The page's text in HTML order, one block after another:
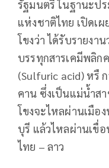
รัฐมนตรี ในฐานะป
แห่งชาติไทย เปิดเผ
โขงว่า ได้รับรายงา
บรรทุกสารเคมีพลิก
(Sulfuric acid) หรื
คาน ซึ่งเป็นแม่น้ำส
โขงจะไหลผ่านเมือ
บุรี แล้วไหลผ่านเขื่
ไทย – ลาว